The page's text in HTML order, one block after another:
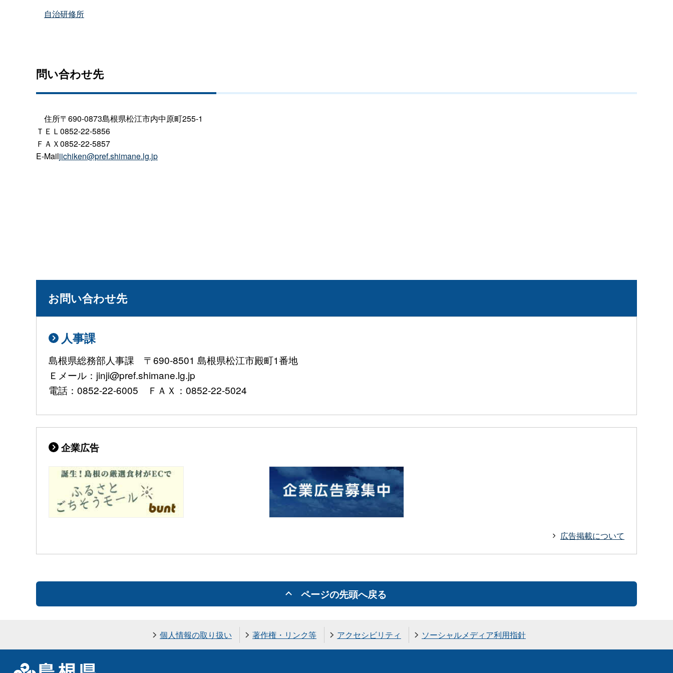
自治研修所
問い合わせ先
住所〒690-0873島根県松江市内中原町255-1
ＴＥＬ0852-22-5856
ＦＡＸ0852-22-5857
E-Mailjichiken@pref.shimane.lg.jp
お問い合わせ先
人事課
島根県総務部人事課 〒690-8501 島根県松江市殿町1番地
Ｅメール：jinji@pref.shimane.lg.jp
電話：0852-22-6005 ＦＡＸ：0852-22-5024
企業広告
広告掲載について
ページの先頭へ戻る
個人情報の取り扱い 著作権・リンク等 アクセシビリティ ソーシャルメディア利用指針